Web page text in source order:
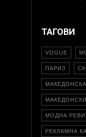
ТАГОВИ
VOGUE
ПАРИЗ
МОДНА
РЕКЛАМНА